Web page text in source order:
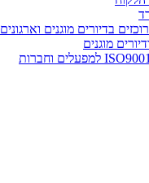
בדיורים מוגנים וארגונים
מוגנים